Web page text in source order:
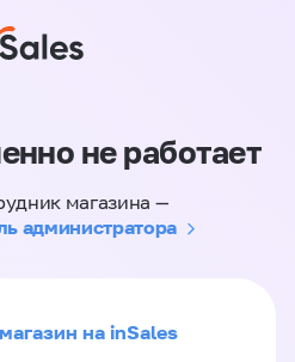
не работает
магазина —
администратора
на inSales